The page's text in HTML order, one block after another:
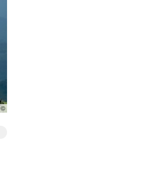
© Photo: www.Unsplash.com